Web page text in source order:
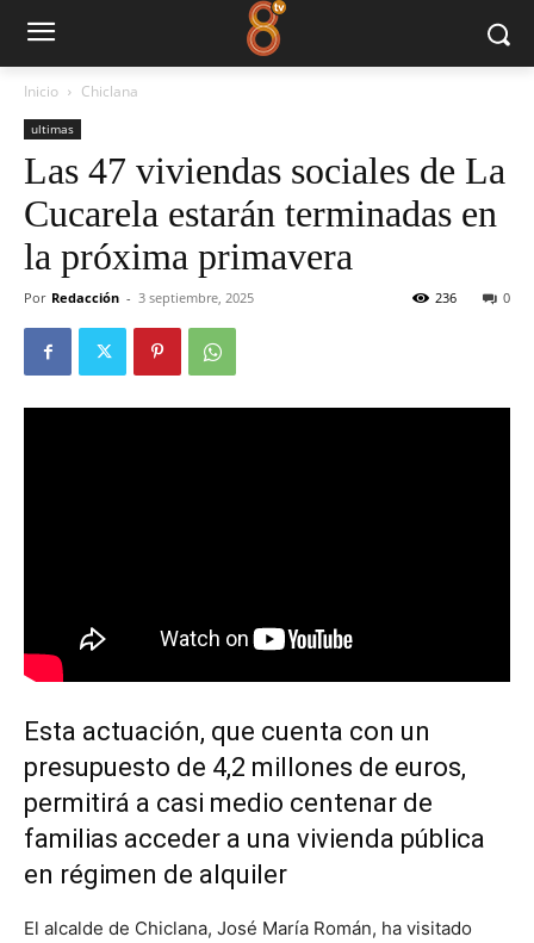
Inicio Chiclana
ultimas
Las 47 viviendas sociales de La
Cucarela estarán terminadas en
la próxima primavera
Por Redacción - 3 septiembre, 2025 0
236
Esta actuación, que cuenta con un
presupuesto de 4,2 millones de euros,
permitirá a casi medio centenar de
familias acceder a una vivienda pública
en régimen de alquiler
El alcalde de Chiclana, José María Román, ha visitado